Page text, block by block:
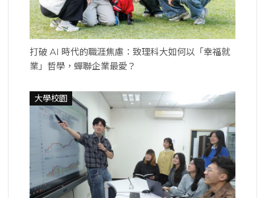
打破 AI 時代的職涯焦慮：致理科大如何以「幸福就
業」哲學，蟬聯企業最愛？
大學校園